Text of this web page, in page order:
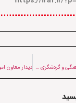
سفر مقامات میراث فرهنگی و گردشگری هرات به مشهد + تصاویر